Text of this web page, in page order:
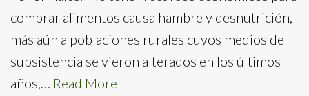
comprar alimentos causa hambre y desnutrición,
más aún a poblaciones rurales cuyos medios de
subsistencia se vieron alterados en los últimos
años,… Read More